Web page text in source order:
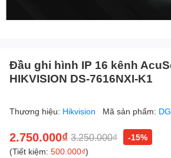
Đầu ghi hình IP 16 kênh
HIKVISION DS-7616NXI-K1
Thương hiệu: Hikvision Mã sản phẩm:
2.750.000₫ 3.250.000₫
-15%
(Tiết kiệm: 500.000₫)